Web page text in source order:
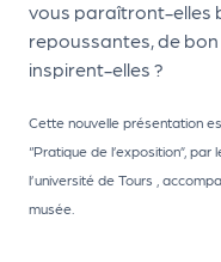
vous paraîtront-elles
repoussantes, de
inspirent-elles ?
Cette nouvelle présentation
“Pratique de l’exposition”,
l’université de Tours ,
musée.
rvi
ce
s
L
e
k